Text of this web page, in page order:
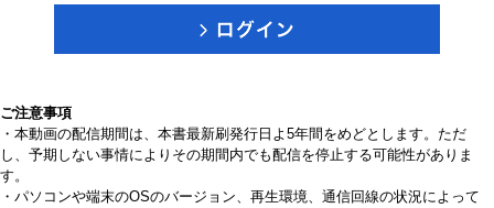
ご注意事項
・本動画の配信期間は、本書最新刷発行日よ5年間をめどとします。ただ
し、予期しない事情によりその期間内でも配信を停止する可能性がありま
す。
・パソコンや端末のOSのバージョン、再生環境、通信回線の状況によって